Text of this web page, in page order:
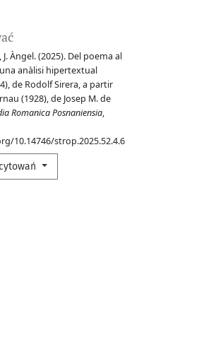
Àngel. (2025). Del poema al
anàlisi hipertextual
de Rodolf Sirera, a partir
(1928), de Josep M. de
Romanica Posnaniensia,
10.14746/strop.2025.52.4.6